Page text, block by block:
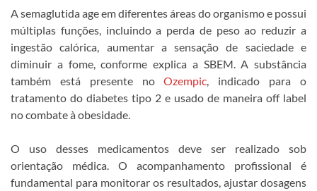
A semaglutida age em diferentes áreas do organismo e possui
múltiplas funções, incluindo a perda de peso ao reduzir a
ingestão calórica, aumentar a sensação de saciedade e
diminuir a fome, conforme explica a SBEM. A substância
também está presente noOzempic, indicado para o
tratamento do diabetes tipo 2 e usado de maneira off label
no combate à obesidade.
O uso desses medicamentos deve ser realizado sob
orientação médica. O acompanhamento profissional é
fundamental para monitorar os resultados, ajustar dosagens